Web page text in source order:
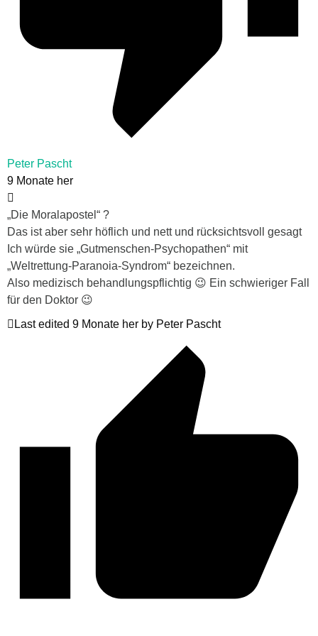
Peter Pascht
9 Monate her
„Die Moralapostel“ ?
Das ist aber sehr höflich und nett und rücksichtsvoll gesagt
Ich würde sie „Gutmenschen-Psychopathen“ mit
„Weltrettung-Paranoia-Syndrom“ bezeichnen.
Also medizisch behandlungspflichtig 😉 Ein schwieriger Fall
für den Doktor 😉
Last edited 9 Monate her by Peter Pascht